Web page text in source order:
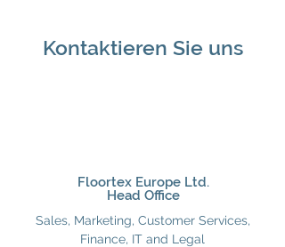
Kontaktieren Sie uns
Floortex Europe Ltd.
Head Office
Sales, Marketing, Customer Services,
Finance, IT and Legal